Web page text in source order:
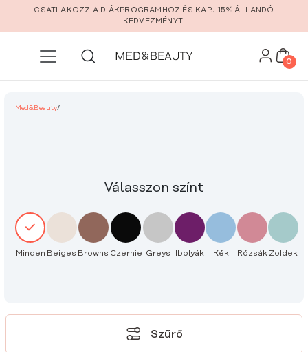
Ugrás a fő tartalomra
CSATLAKOZZ A DIÁKPROGRAMHOZ ÉS KAPJ 15% ÁLLANDÓ
KEDVEZMÉNYT!
0
Med&Beauty/
Válasszon színt
Minden Beiges Browns Czernie Greys Ibolyák Kék Rózsák Zöldek
Szűrő